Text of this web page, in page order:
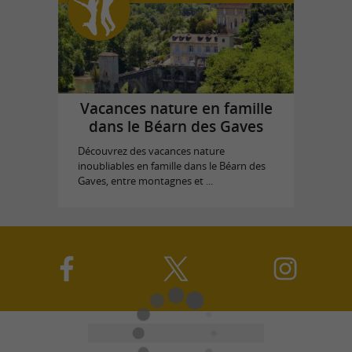
Vacances nature en famille
dans le Béarn des Gaves
Découvrez des vacances nature
inoubliables en famille dans le Béarn des
Gaves, entre montagnes et ...